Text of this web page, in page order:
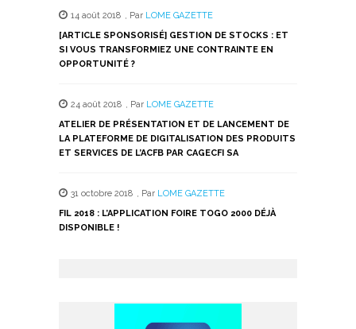
14 août 2018 , Par LOME GAZETTE
[ARTICLE SPONSORISÉ] GESTION DE STOCKS : ET
SI VOUS TRANSFORMIEZ UNE CONTRAINTE EN
OPPORTUNITÉ ?
24 août 2018 , Par LOME GAZETTE
ATELIER DE PRÉSENTATION ET DE LANCEMENT DE
LA PLATEFORME DE DIGITALISATION DES PRODUITS
ET SERVICES DE L’ACFB PAR CAGECFI SA
31 octobre 2018 , Par LOME GAZETTE
FIL 2018 : L’APPLICATION FOIRE TOGO 2000 DÉJÀ
DISPONIBLE !